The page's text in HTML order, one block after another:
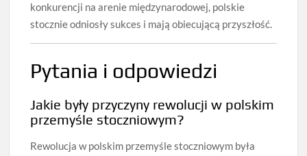
konkurencji na arenie międzynarodowej, polskie
stocznie odniosły sukces i mają obiecującą przyszłość.
Pytania i odpowiedzi
Jakie były przyczyny rewolucji w polskim
przemyśle stoczniowym?
Rewolucja w polskim przemyśle stoczniowym była